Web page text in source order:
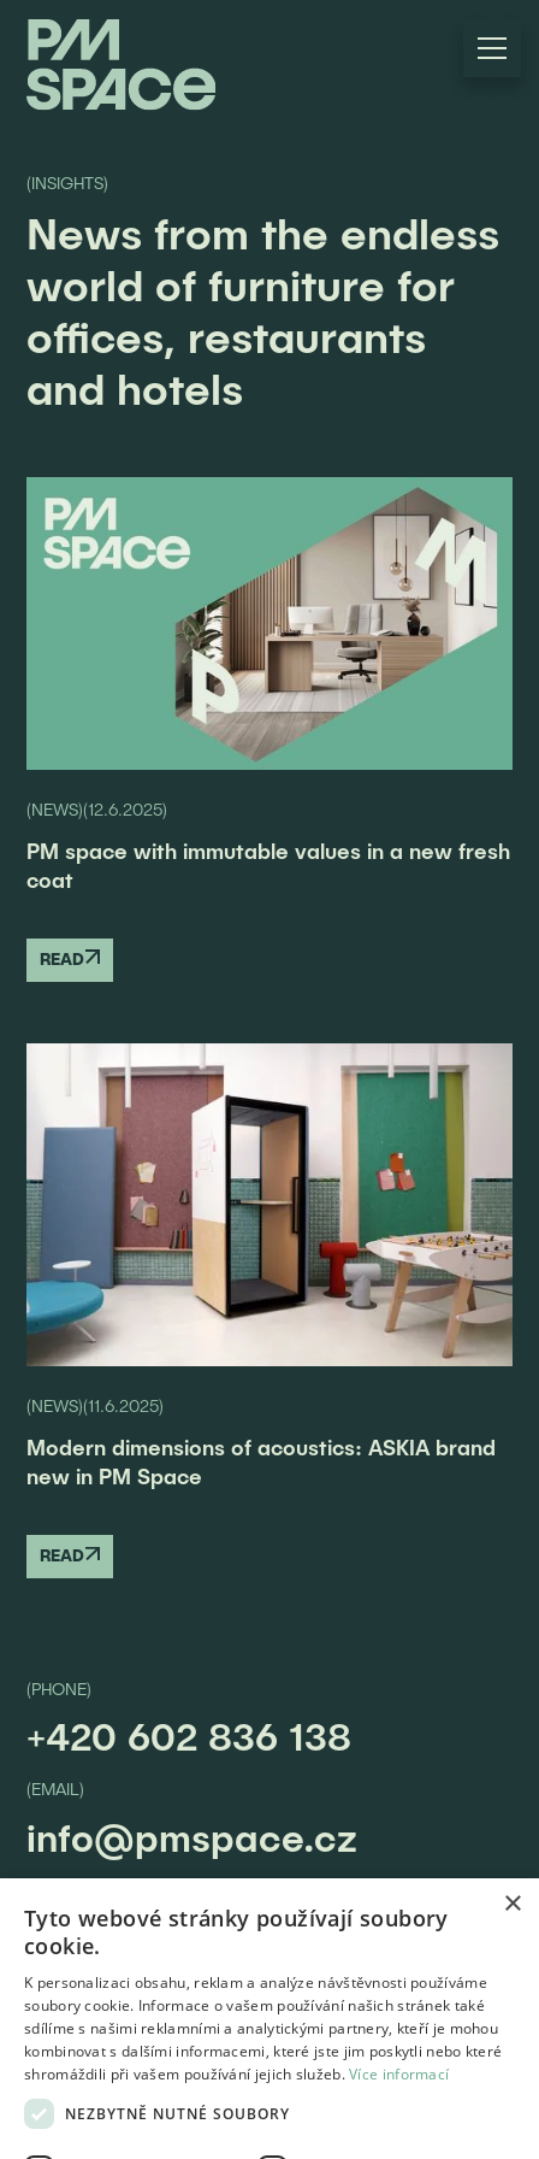
(INSIGHTS)
News from the endless
world of furniture for
offices, restaurants
and hotels
( NEWS)(12.6.2025)
PM space with immutable values in a new fresh
coat
READ
( NEWS)(11.6.2025)
Modern dimensions of acoustics: ASKIA brand
new in PM Space
READ
(PHONE)
+420 602 836 138
(EMAIL)
info@pmspace.cz
REALIZATION ABOUT USINSIGHTSCONTACT
ACOUSTIC SOLUTIONS
HOTEL FACILITIES
RESTAURANT EQUIPMENT
OFFICE FURNITURE
General Terms and Conditions
General conditions for the use of furniture
© 2026 PM space s.r.o. |Designed byRency
×
Tyto webové stránky používají soubory
cookie.
K personalizaci obsahu, reklam a analýze návštěvnosti používáme
soubory cookie. Informace o vašem používání našich stránek také
sdílíme s našimi reklamními a analytickými partnery, kteří je mohou
kombinovat s dalšími informacemi, které jste jim poskytli nebo které
shromáždili při vašem používání jejich služeb.Více informací
NEZBYTNĚ NUTNÉ SOUBORY